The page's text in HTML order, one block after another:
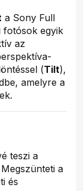
a Sony Full
fotósok egyik
az
(Tilt),
amelyre a
teszi a
a
és